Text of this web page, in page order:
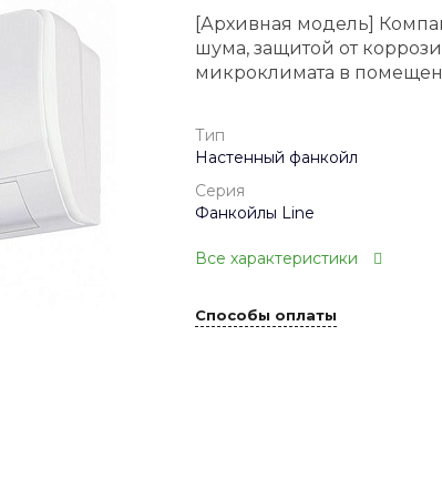
[Архивная модель]
шума, защитой от
микроклимата в
Тип
Настенный фанкойл
Серия
Фанкойлы Line
Все характеристики
Способы оплаты